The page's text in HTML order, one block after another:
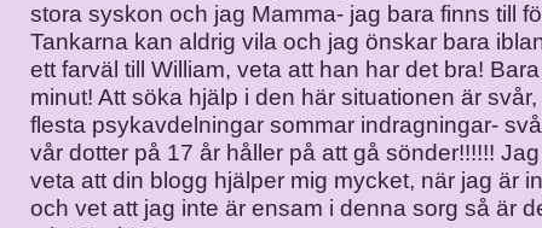
stora syskon och jag Mamma- jag bara finns till
Tankarna kan aldrig vila och jag önskar bara
ett farväl till William, veta att han har det bra!
minut! Att söka hjälp i den här situationen är
flesta psykavdelningar sommar indragningar-
vår dotter på 17 år håller på att gå sönder!!!!!!
veta att din blogg hjälper mig mycket, när jag är
och vet att jag inte är ensam i denna sorg så är